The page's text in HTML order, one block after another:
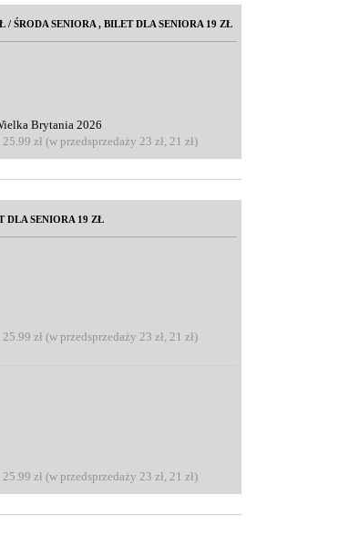
ŚRODA SENIORA , BILET DLA SENIORA 19 ZŁ
Brytania 2026
zł (w przedsprzedaży 23 zł, 21 zł)
DLA SENIORA 19 ZŁ
zł (w przedsprzedaży 23 zł, 21 zł)
zł (w przedsprzedaży 23 zł, 21 zł)